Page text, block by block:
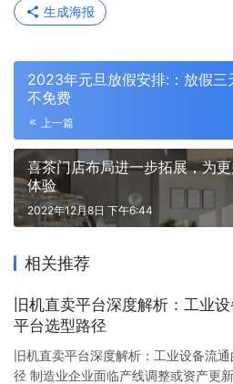
生成海报
2023年元旦放假安排:：放假三
不免费
上一篇
喜茶门店布局进一步拓展，为
体验
2022年12月8日 下午6:44
相关推荐
旧机直卖平台深度解析：工业
平台选型路径
旧机直卖平台深度解析：工业设备流
径 制造业企业面临产线调整或资产更